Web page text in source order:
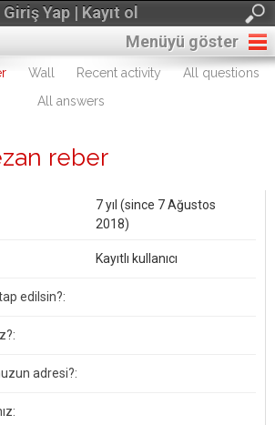
Giriş Yap | Kayıt ol
Menüyü göster
Wall Recent activity
All questions
All answers
reber
7 yıl (since 7 Ağustos
2018)
Kayıtlı kullanıcı
edilsin?:
adresi?: